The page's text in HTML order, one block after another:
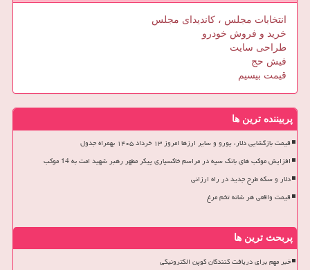
انتخابات مجلس ، کاندیدای مجلس
خرید و فروش خودرو
طراحی سایت
فیش حج
قیمت بیسیم
پربیننده ترین ها
قیمت بازگشایی دلار، یورو و سایر ارزها امروز ۱۳ خرداد ۱۴۰۵ بهمراه جدول
افزایش موکب های بانک سپه در مراسم خاکسپاری پیکر مطهر رهبر شهید امت به 14 موکب
دلار و سکه طرح جدید در راه ارزانی
قیمت واقعی هر شانه تخم مرغ
پربحث ترین ها
خبر مهم برای دریافت کنندگان کوپن الکترونیکی